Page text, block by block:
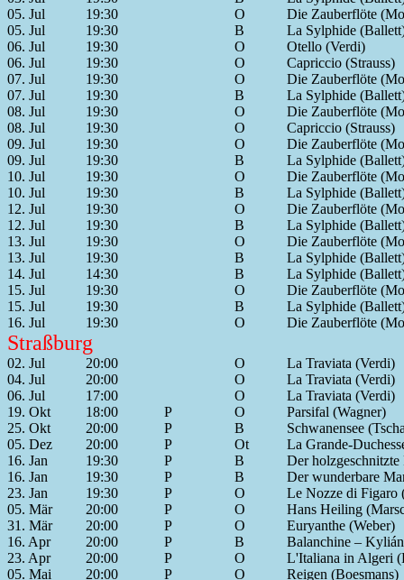
05. Jul
19:30 O
Die Zauberflöte
05. Jul
19:30 B
La Sylphide
06. Jul
19:30 O
Otello (Verdi)
06. Jul
19:30 O
Capriccio (Strauss)
07. Jul
19:30 O
Die Zauberflöte
07. Jul
19:30 B
La Sylphide
08. Jul
19:30 O
Die Zauberflöte
08. Jul
19:30 O
Capriccio (Strauss)
09. Jul
19:30 O
Die Zauberflöte
09. Jul
19:30 B
La Sylphide
10. Jul
19:30 O
Die Zauberflöte
10. Jul
19:30 B
La Sylphide
12. Jul
19:30 O
Die Zauberflöte
12. Jul
19:30 B
La Sylphide
13. Jul
19:30 O
Die Zauberflöte
13. Jul
19:30 B
La Sylphide
14. Jul
14:30 B
La Sylphide
15. Jul
19:30 O
Die Zauberflöte
15. Jul
19:30 B
La Sylphide
16. Jul
19:30 O Die Zauberflöte
Straßburg
02. Jul 20:00 O
La Traviata (Verdi)
04. Jul
20:00 O
La Traviata (Verdi)
06. Jul
17:00 O
La Traviata (Verdi)
19. Okt
18:00 P O
Parsifal (Wagner)
25. Okt
20:00 P B
Schwanensee
05. Dez
20:00 P Ot
La Grande-
16. Jan
19:30 P B
Der
16. Jan
19:30 P B
Der wunderbare
23. Jan
19:30 P O
Le Nozze di Figaro
05. Mär
20:00 P O
Hans Heiling
31. Mär
20:00 P O
Euryanthe (Weber)
16. Apr
20:00 P B
Balanchine –
23. Apr
20:00 P O
L'Italiana in Algeri
05. Mai
20:00 P O Reigen (Boesmans)